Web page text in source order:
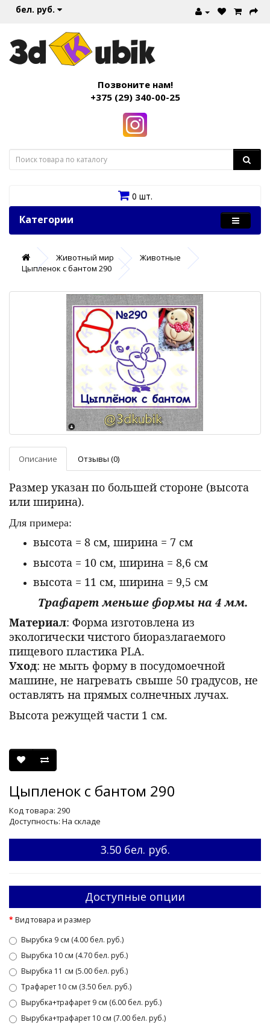
бел. руб.
Позвоните нам!
+375 (29) 340-00-25
0 шт.
Категории
Животный мир
Животные
Цыпленок с бантом 290
Описание Отзывы (0)
Размер указан по большей стороне (высота
или ширина).
Для примера:
высота = 8 см, ширина = 7 см
высота = 10 см, ширина = 8,6 см
высота = 11 см, ширина = 9,5 см
Трафарет меньше формы на 4 мм.
Материал: Форма изготовлена из
экологически чистого биоразлагаемого
пищевого пластика PLA.
Уход: не мыть форму в посудомоечной
машине, не нагревать свыше 50 градусов, не
оставлять на прямых солнечных лучах.
Высота режущей части 1 см.
Цыпленок с бантом 290
Код товара: 290
Доступность: На складе
3.50 бел. руб.
Доступные опции
Вид товара и размер
Вырубка 9 см (4.00 бел. руб.)
Вырубка 10 см (4.70 бел. руб.)
Вырубка 11 см (5.00 бел. руб.)
Трафарет 10 см (3.50 бел. руб.)
Вырубка+трафарет 9 см (6.00 бел. руб.)
Вырубка+трафарет 10 см (7.00 бел. руб.)